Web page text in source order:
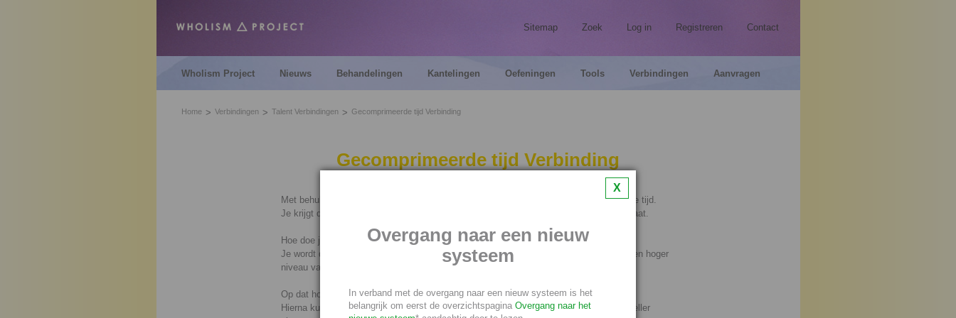
Sitemap Zoek Log in Registreren Contact
Wholism Project Nieuws Behandelingen Kantelingen Oefeningen Tools Verbindingen Aanvragen
Home Verbindingen Talent Verbindingen Gecomprimeerde tijd Verbinding
Gecomprimeerde tijd Verbinding
Met behulp van de Gecomprimeerde tijd Verbinding leer je om meer te doen in dezelfde tijd.
Je krijgt dus het vermogen om meer te realiseren in de tijd die tot jouw beschikking staat.
Hoe doe je dat?
Je wordt door de Gecomprimeerde tijd Verbinding onbewust in contact gebracht met een hoger
niveau van jezelf waar alles instant realiseerbaar is.
Op dat hogere niveau realiseert je systeem á la minute wat je voor ogen hebt.
Hierna kun je datgene wat je op het aardse niveau voor elkaar wilt krijgen, duidelijk sneller
X
Overgang naar een nieuw
systeem
In verband met de overgang naar een nieuw systeem is het
belangrijk om eerst de overzichtspagina Overgang naar het